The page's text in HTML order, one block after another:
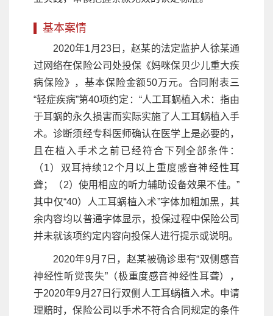
基本案情
2020年1月23日，赵某的法定监护人徐某通
过网络在保险公司处投保《妈咪保贝少儿重大疾
病保险》，基本保险金额50万元。合同附表三
“轻症疾病”第40项约定：“人工耳蜗植入术：指由
于耳蜗的永久损害而实际实施了人工耳蜗植入手
术。诊断须经专科医师确认在医学上是必要的，
且在植入手术之前已经符合下列全部条件：
（1）双耳持续12个月以上重度感音神经性耳
聋；（2）使用相应的听力辅助设备效果不佳。”
其中仅“40）人工耳蜗植入术”字体加粗加黑，其
余内容均以普通字体显示，投保过程中保险公司
并未就该项约定内容向投保人进行提示或说明。
2020年9月7日，赵某被确诊患有“双侧感音
神经性听觉丧失”（极重度感音神经性耳聋），
于2020年9月27日行双侧人工耳蜗植入术。申请
理赔时，保险公司以手术不符合合同规定的条件